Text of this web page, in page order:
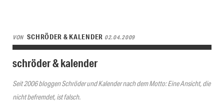
VON SCHRÖDER & KALENDER 02.04.2009
schröder & kalender
Seit 2006 bloggen Schröder und Kalender nach dem Motto: Eine Ansicht, die
nicht befremdet, ist falsch.